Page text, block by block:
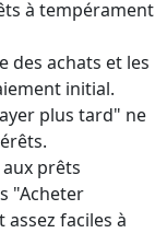
à tempérament
des achats et les
initial.
plus tard" ne
prêts
"Acheter
faciles à